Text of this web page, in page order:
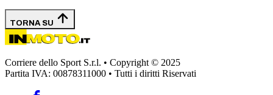
TORNA SU
Corriere dello Sport S.r.l. • Copyright © 2025
Partita IVA: 00878311000 • Tutti i diritti Riservati